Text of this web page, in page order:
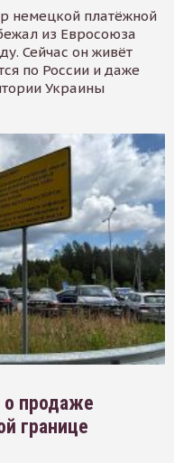
немецкой платёжной
из Евросоюза
Сейчас он живёт
по России и даже
Украины
о продаже
границе